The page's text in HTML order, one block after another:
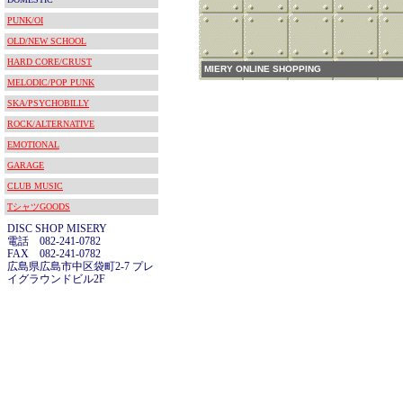
PUNK/OI
OLD/NEW SCHOOL
HARD CORE/CRUST
MELODIC/POP PUNK
SKA/PSYCHOBILLY
ROCK/ALTERNATIVE
EMOTIONAL
GARAGE
CLUB MUSIC
TシャツGOODS
DISC SHOP MISERY
電話 082-241-0782
FAX 082-241-0782
広島県広島市中区袋町2-7 プレ
イグラウンドビル2F
MIERY ONLINE SHOPPING